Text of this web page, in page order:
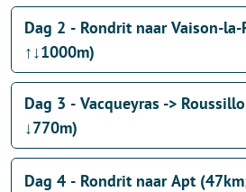
Dag 2 - Rondrit naar Vaison-
↑↓1000m)
Dag 3 - Vacqueyras ->
↓770m)
Dag 4 - Rondrit naar Apt